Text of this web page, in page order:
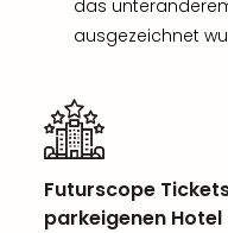
das
ausgezeichnet
Futurscope
parkeigenen Hotel